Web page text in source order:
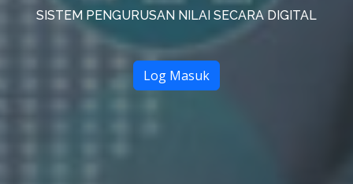
SISTEM PENGURUSAN NILAI SECARA DIGITAL
Log Masuk